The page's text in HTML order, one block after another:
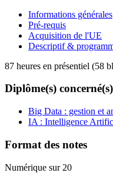
Informations générales
Pré-requis
Acquisition de l'UE
Descriptif &
87 heures en présentiel (58
Diplôme(s) concerné(s)
Big Data : gestion et
IA : Intelligence
Format des notes
Numérique sur 20